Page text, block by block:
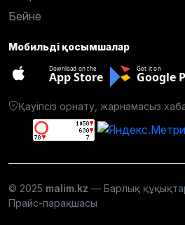
Бейне
Мобильді қосымшалар
Download on the
App Store
Get it on
Google
Қауіпсіз орнату, жарнамасыз
© 2025 malim.kz — Барлық
Прайс-парақшасы